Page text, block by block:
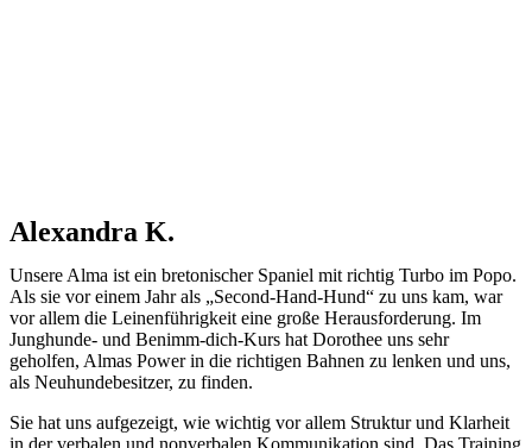
Alexandra K.
Unsere Alma ist ein bretonischer Spaniel mit richtig Turbo im Popo.
Als sie vor einem Jahr als „Second-Hand-Hund“ zu uns kam, war
vor allem die Leinenführigkeit eine große Herausforderung. Im
Junghunde- und Benimm-dich-Kurs hat Dorothee uns sehr
geholfen, Almas Power in die richtigen Bahnen zu lenken und uns,
als Neuhundebesitzer, zu finden.
Sie hat uns aufgezeigt, wie wichtig vor allem Struktur und Klarheit
in der verbalen und nonverbalen Kommunikation sind. Das Training